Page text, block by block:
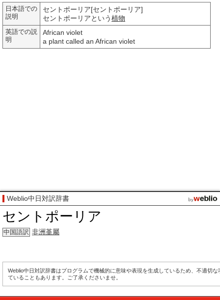
日本語での
説明
セントポーリア[セントポーリア]
セントポーリアという植物
英語での説
明
African violet
a plant called an African violet
Weblio中日対訳辞書
セントポーリア
中国語訳 非洲堇屬
Weblio中日対訳辞書はプログラムで機械的に意味や表現を生成しているため、不適切な
ていることもあります。ご了承くださいませ。